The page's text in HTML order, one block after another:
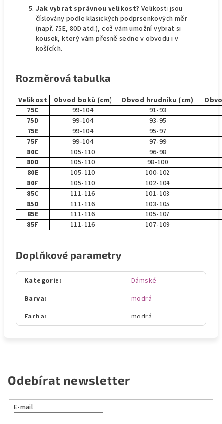
Jak vybrat správnou velikost? Velikosti jsou
číslovány podle klasických podprsenkových měr
(např. 75E, 80D atd.), což vám umožní vybrat si
kousek, který vám přesně sedne v obvodu i v
košících.
Rozměrová tabulka
Velikost Obvod boků (cm) Obvod hrudníku (cm)
75C
99-104
91-93
75D
99-104
93-95
75E
99-104
95-97
75F
99-104
97-99
80C
105-110
96-98
80D
105-110
98-100
80E
105-110
100-102
80F
105-110
102-104
85C
111-116
101-103
85D
111-116
103-105
85E
111-116
105-107
85F
111-116 107-109
Doplňkové parametry
Kategorie:
Dámské
Barva:
modrá
Farba: modrá
Odebírat newsletter
E-mail